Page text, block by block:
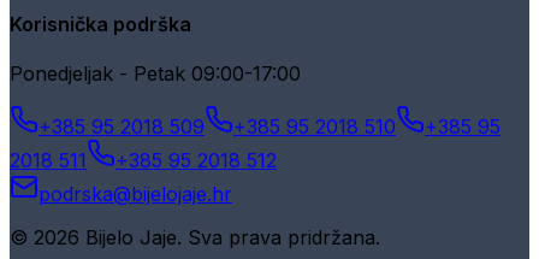
Korisnička podrška
Ponedjeljak - Petak 09:00-17:00
+385 95 2018 509 +385 95 2018 510
+385 95
2018 511
+385 95 2018 512
podrska@bijelojaje.hr
© 2026 Bijelo Jaje. Sva prava pridržana.